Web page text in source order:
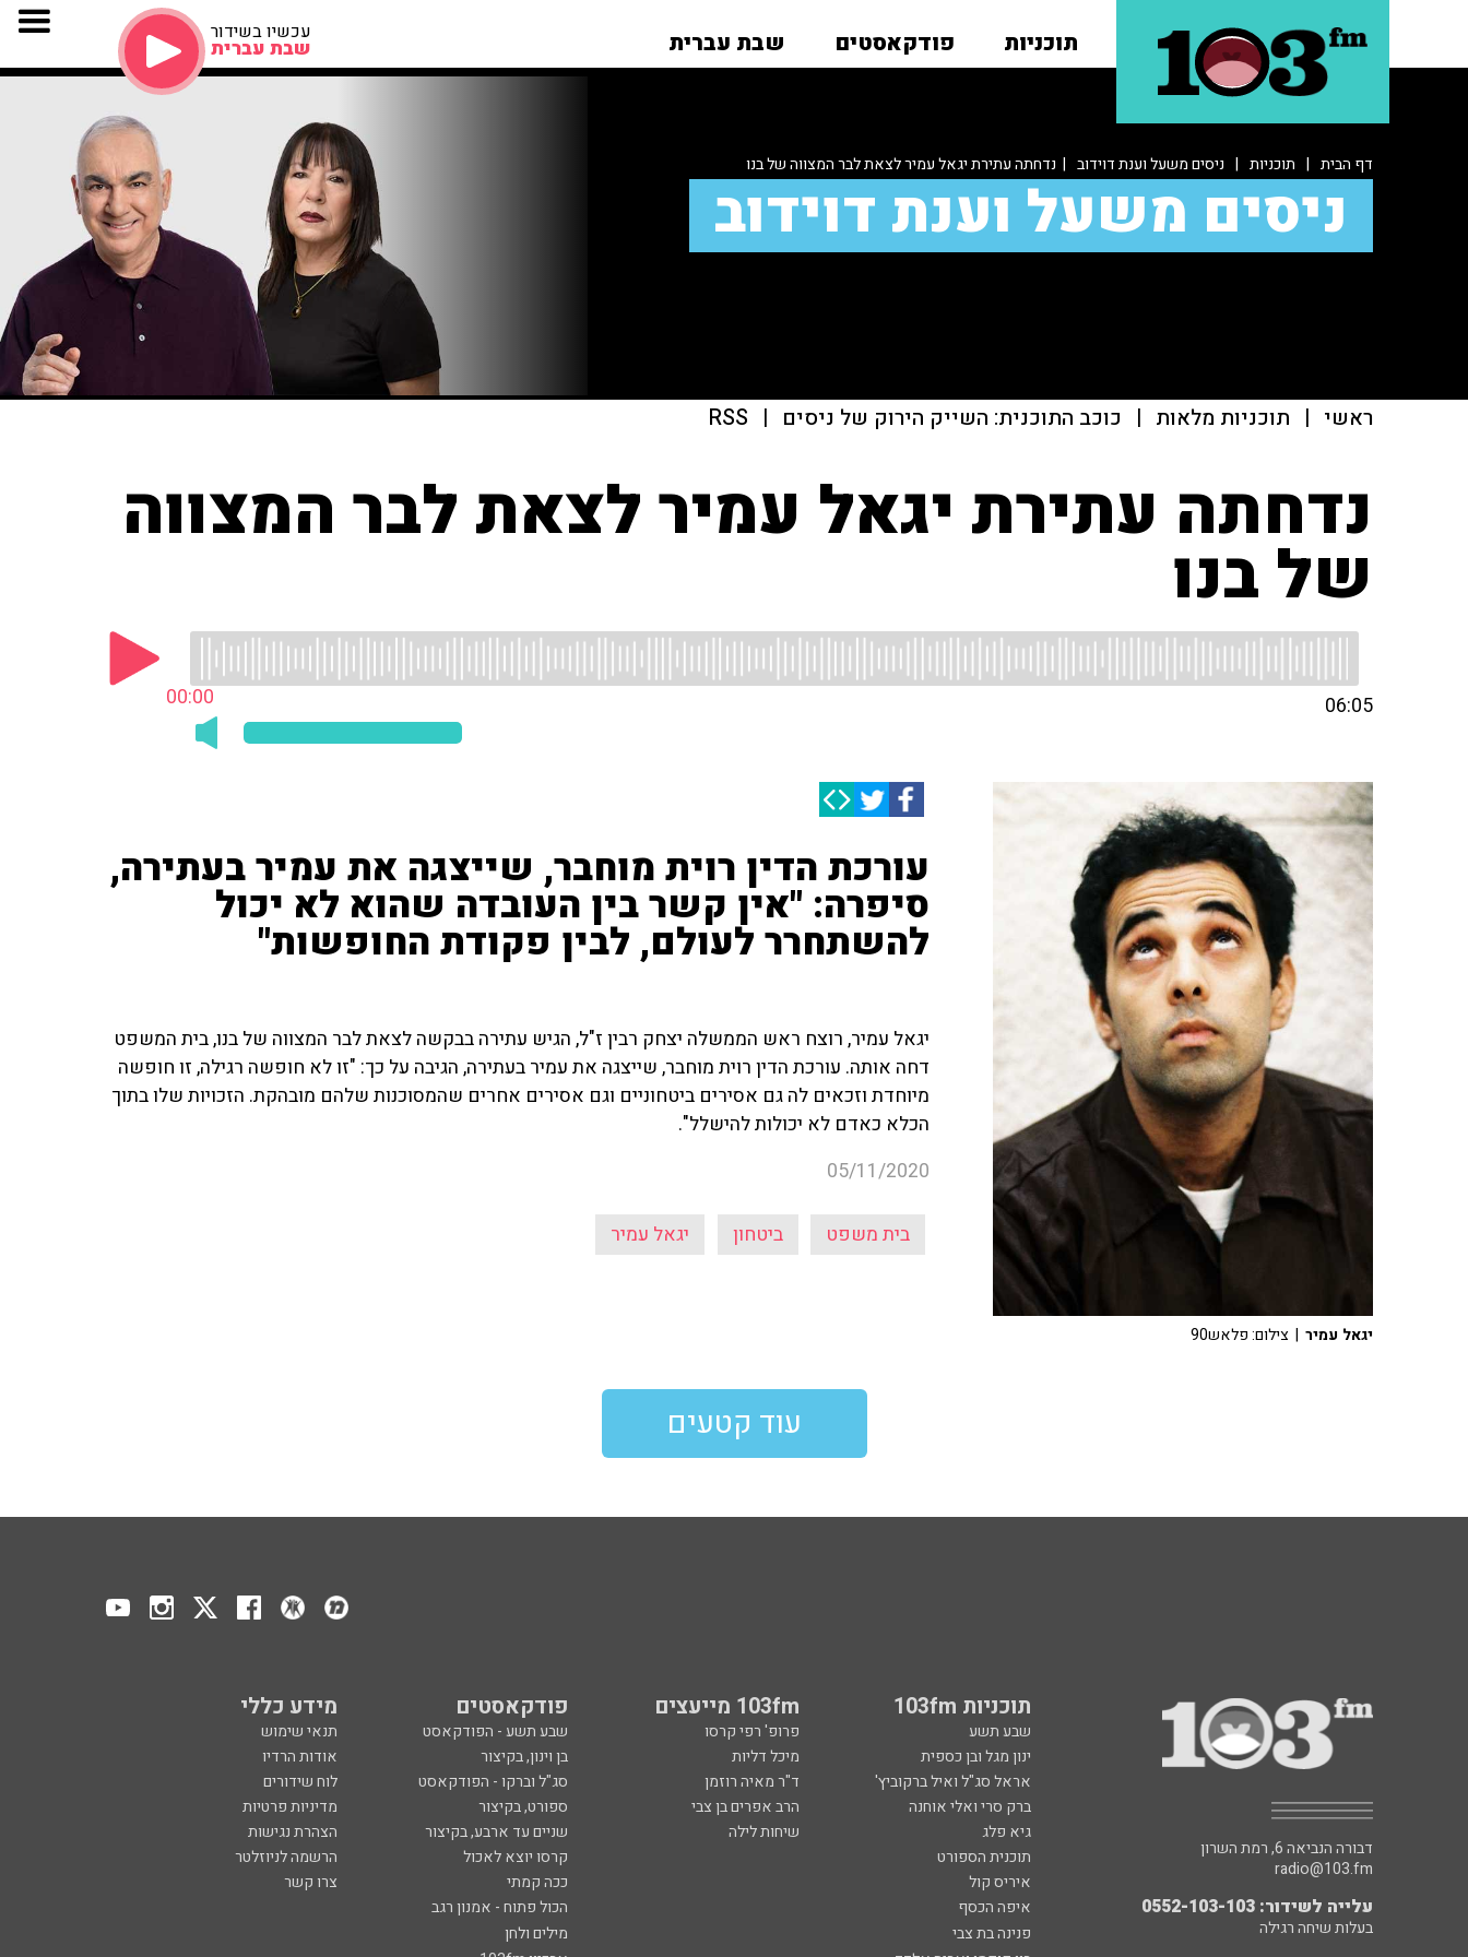
תוכניות פודקאסטים שבת עברית עכשיו בשידור
שבת עברית
דף הבית | תוכניות | ניסים משעל וענת דוידוב | נדחתה עתירת יגאל עמיר לצאת לבר המצווה של בנו
ניסים משעל וענת דוידוב
ראשי | תוכניות מלאות | כוכב התוכנית: השייק הירוק של ניסים |
RSS
נדחתה עתירת יגאל עמיר לצאת לבר המצווה
של בנו
00:00 06:05
עורכת הדין רוית מוחבר, שייצגה את עמיר בעתירה,
סיפרה: "אין קשר בין העובדה שהוא לא יכול
להשתחרר לעולם, לבין פקודת החופשות"
יגאל עמיר, רוצח ראש הממשלה יצחק רבין ז"ל, הגיש עתירה בבקשה לצאת לבר המצווה של בנו, בית המשפט
דחה אותה. עורכת הדין רוית מוחבר, שייצגה את עמיר בעתירה, הגיבה על כך: "זו לא חופשה רגילה, זו חופשה
מיוחדת וזכאים לה גם אסירים ביטחוניים וגם אסירים אחרים שהמסוכנות שלהם מובהקת. הזכויות שלו בתוך
הכלא כאדם לא יכולות להישלל".
05/11/2020
בית משפט ביטחון יגאל עמיר
יגאל עמיר | צילום: פלאש90
עוד קטעים
תוכניות 103fm 103fm מייעצים פודקאסטים מידע כללי
שבע תשע פרופ' רפי קרסו שבע תשע - הפודקאסט
תנאי שימוש
ינון מגל ובן כספית
מיכל דליות בן וינון, בקיצור
אודות הרדיו
אראל סג"ל ואיל ברקוביץ'
ד"ר מאיה רוזמן סג"ל וברקו - הפודקאסט
לוח שידורים
ברק סרי ואלי אוחנה
הרב אפרים בן צבי ספורט, בקיצור
מדיניות פרטיות
גיא פלג
שיחות לילה שניים עד ארבע, בקיצור
הצהרת נגישות
תוכנית הספורט
קרסו יוצא לאכול
הרשמה לניוזלטר
איריס קול
ככה קמתי
צרו קשר
איפה הכסף
הכול פתוח - אמנון רגב
פנינה בת צבי
מילים ולחן
דבורה הנביאה 6, רמת השרון
radio@103.fm
עלייה לשידור: 0552-103-103
בעלות שיחה רגילה